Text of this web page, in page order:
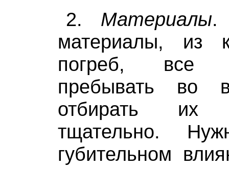
2. Материалы.
материалы, из
погреб, все
пребывать во
отбирать их
тщательно.
губительном